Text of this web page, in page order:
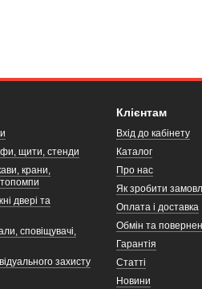
щити, стенди
крани,
двері та
сповіщувачі,
захисту
Клієнтам
Вхід до кабінету
Каталог
Про нас
Як зробити
Оплата і доставка
Обмін та
Гарантія
Статті
Новини